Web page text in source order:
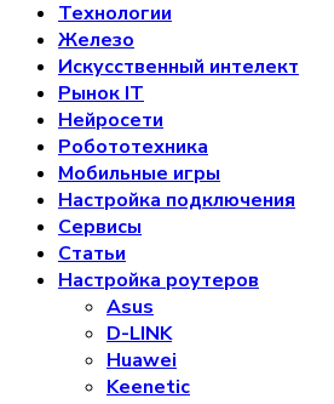
Технологии
Железо
Искусственный интелект
Рынок IT
Нейросети
Робототехника
Мобильные игры
Настройка подключения
Сервисы
Статьи
Настройка роутеров
Asus
D-LINK
Huawei
Keenetic